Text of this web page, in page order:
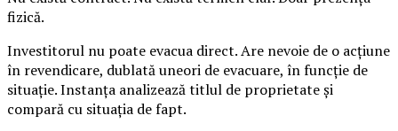
fizică.
Investitorul nu poate evacua direct. Are nevoie de o acțiune
în revendicare, dublată uneori de evacuare, în funcție de
situație. Instanța analizează titlul de proprietate și
compară cu situația de fapt.